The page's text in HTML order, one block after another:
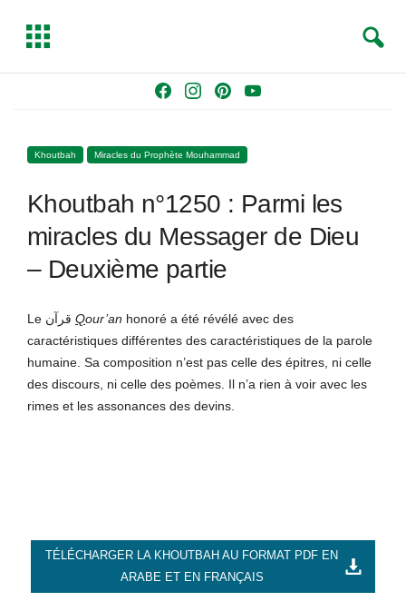
e
o
k
t
g
a
m
t
s
Y
b
T
g
e
a
Khoutbah Miracles du Prophète Mouhammad
Khoutbah n°1250 : Parmi les
miracles du Messager de Dieu
– Deuxième partie
Qour’an honoré a été révélé avec des
caractéristiques différentes des caractéristiques de la parole
humaine. Sa composition n’est pas celle des épitres, ni celle
des discours, ni celle des poèmes. Il n’a rien à voir avec les
rimes et les assonances des devins.
TÉLÉCHARGER LA KHOUTBAH AU FORMAT PDF EN
ARABE ET EN FRANÇAIS